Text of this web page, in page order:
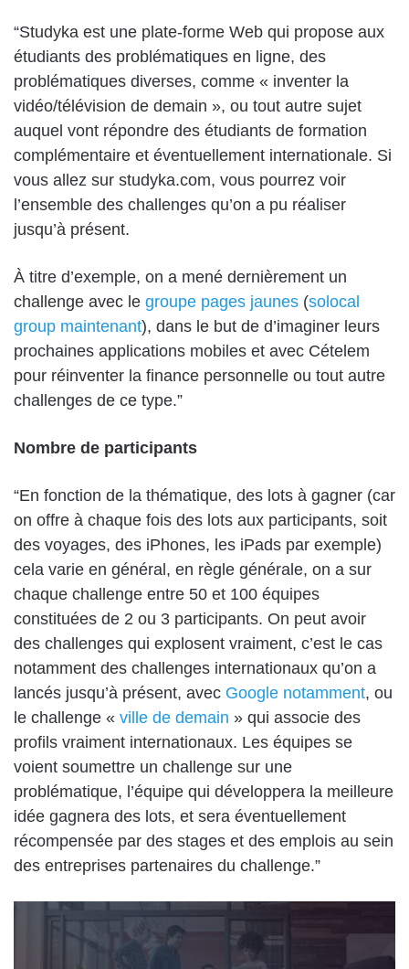
“Studyka est une plate-forme Web qui propose aux
étudiants des problématiques en ligne, des
problématiques diverses, comme « inventer la
vidéo/télévision de demain », ou tout autre sujet
auquel vont répondre des étudiants de formation
complémentaire et éventuellement internationale. Si
vous allez sur studyka.com, vous pourrez voir
l’ensemble des challenges qu’on a pu réaliser
jusqu’à présent.
À titre d’exemple, on a mené dernièrement un
challenge avec le groupe pages jaunes (solocal
group maintenant), dans le but de d’imaginer leurs
prochaines applications mobiles et avec Cételem
pour réinventer la finance personnelle ou tout autre
challenges de ce type.”
Nombre de participants
“En fonction de la thématique, des lots à gagner (car
on offre à chaque fois des lots aux participants, soit
des voyages, des iPhones, les iPads par exemple)
cela varie en général, en règle générale, on a sur
chaque challenge entre 50 et 100 équipes
constituées de 2 ou 3 participants. On peut avoir
des challenges qui explosent vraiment, c’est le cas
notamment des challenges internationaux qu’on a
lancés jusqu’à présent, avec Google notamment, ou
le challenge « ville de demain » qui associe des
profils vraiment internationaux. Les équipes se
voient soumettre un challenge sur une
problématique, l’équipe qui développera la meilleure
idée gagnera des lots, et sera éventuellement
récompensée par des stages et des emplois au sein
des entreprises partenaires du challenge.”